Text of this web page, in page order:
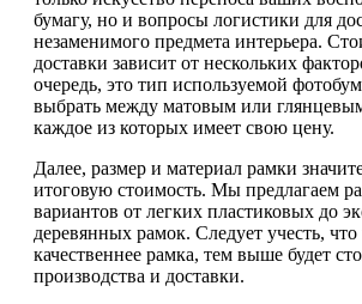
бумагу, но и вопросы логистики для
незаменимого предмета интерьера.
доставки зависит от нескольких
очередь, это тип используемой
выбрать между матовым или
каждое из которых имеет свою цену.
Далее, размер и материал рамки
итоговую стоимость. Мы предлагаем
вариантов от легких пластиковых до
деревянных рамок. Следует учесть,
качественнее рамка, тем выше будет
производства и доставки.